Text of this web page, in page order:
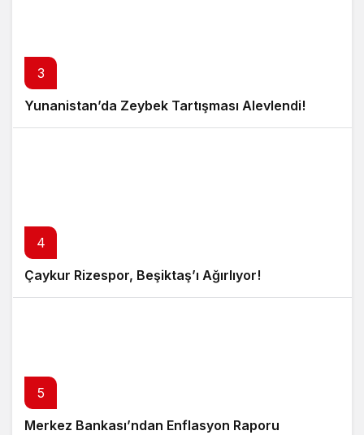
3
Yunanistan’da Zeybek Tartışması Alevlendi!
4
Çaykur Rizespor, Beşiktaş’ı Ağırlıyor!
5
Merkez Bankası’ndan Enflasyon Raporu